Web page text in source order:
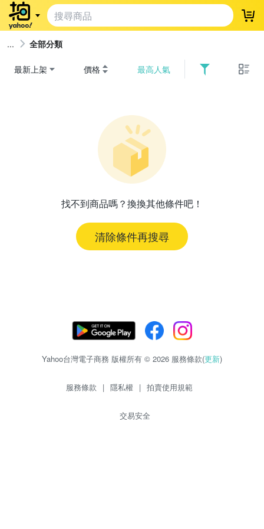
登
全部分類
最新上架 價格 最高人氣
找不到商品嗎？換換其他條件吧！
清除條件再搜尋
Yahoo台灣電子商務 版權所有 © 2026 服務條款(更新)
服務條款 | 隱私權 | 拍賣使用規範
交易安全